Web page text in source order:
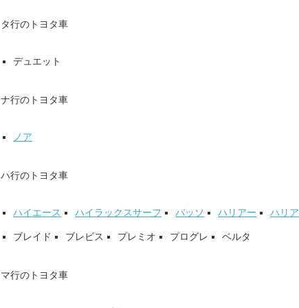
タ行のトヨタ車
デュエット
ナ行のトヨタ車
ノア
ハ行のトヨタ車
ハイエース ハイラックスサーフ パッソ ハリアー ハリ
ブレイド ブレビス プレミオ プログレ ベルタ
マ行のトヨタ車